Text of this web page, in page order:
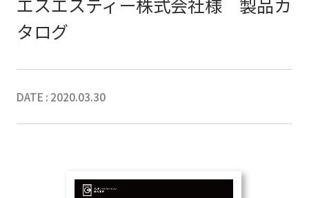
エスエスティー株式会社様 製品カ
タログ
DATE : 2020.03.30